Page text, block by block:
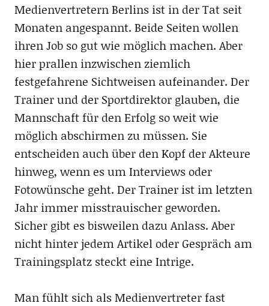
Medienvertretern Berlins ist in der Tat seit
Monaten angespannt. Beide Seiten wollen
ihren Job so gut wie möglich machen. Aber
hier prallen inzwischen ziemlich
festgefahrene Sichtweisen aufeinander. Der
Trainer und der Sportdirektor glauben, die
Mannschaft für den Erfolg so weit wie
möglich abschirmen zu müssen. Sie
entscheiden auch über den Kopf der Akteure
hinweg, wenn es um Interviews oder
Fotowünsche geht. Der Trainer ist im letzten
Jahr immer misstrauischer geworden.
Sicher gibt es bisweilen dazu Anlass. Aber
nicht hinter jedem Artikel oder Gespräch am
Trainingsplatz steckt eine Intrige.
Man fühlt sich als Medienvertreter fast